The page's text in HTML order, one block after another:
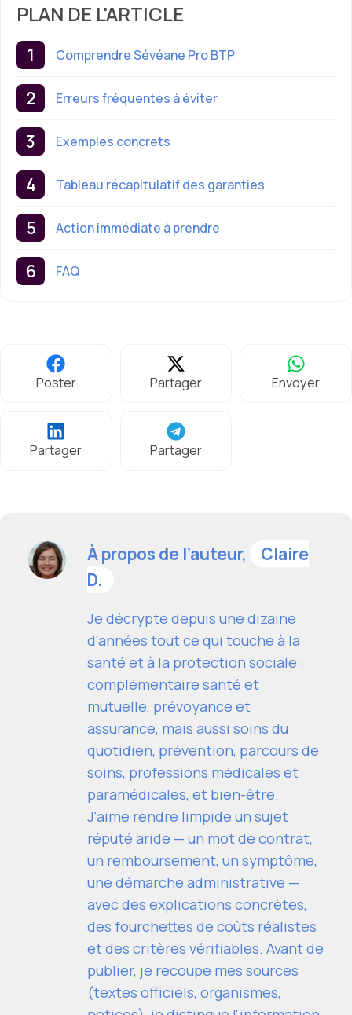
PLAN DE L'ARTICLE
Comprendre Sévéane Pro BTP
Erreurs fréquentes à éviter
Exemples concrets
Tableau récapitulatif des garanties
Action immédiate à prendre
FAQ
Poster Partager Envoyer
Partager Partager
À propos de l’auteur,
Claire
D.
Je décrypte depuis une dizaine
d'années tout ce qui touche à la
santé et à la protection sociale :
complémentaire santé et
mutuelle, prévoyance et
assurance, mais aussi soins du
quotidien, prévention, parcours de
soins, professions médicales et
paramédicales, et bien-être.
J'aime rendre limpide un sujet
réputé aride — un mot de contrat,
un remboursement, un symptôme,
une démarche administrative —
avec des explications concrètes,
des fourchettes de coûts réalistes
et des critères vérifiables. Avant de
publier, je recoupe mes sources
(textes officiels, organismes,